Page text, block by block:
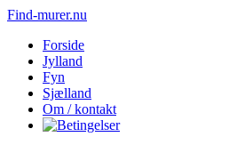
Find-murer.nu
Forside
Jylland
Fyn
Sjælland
Om / kontakt